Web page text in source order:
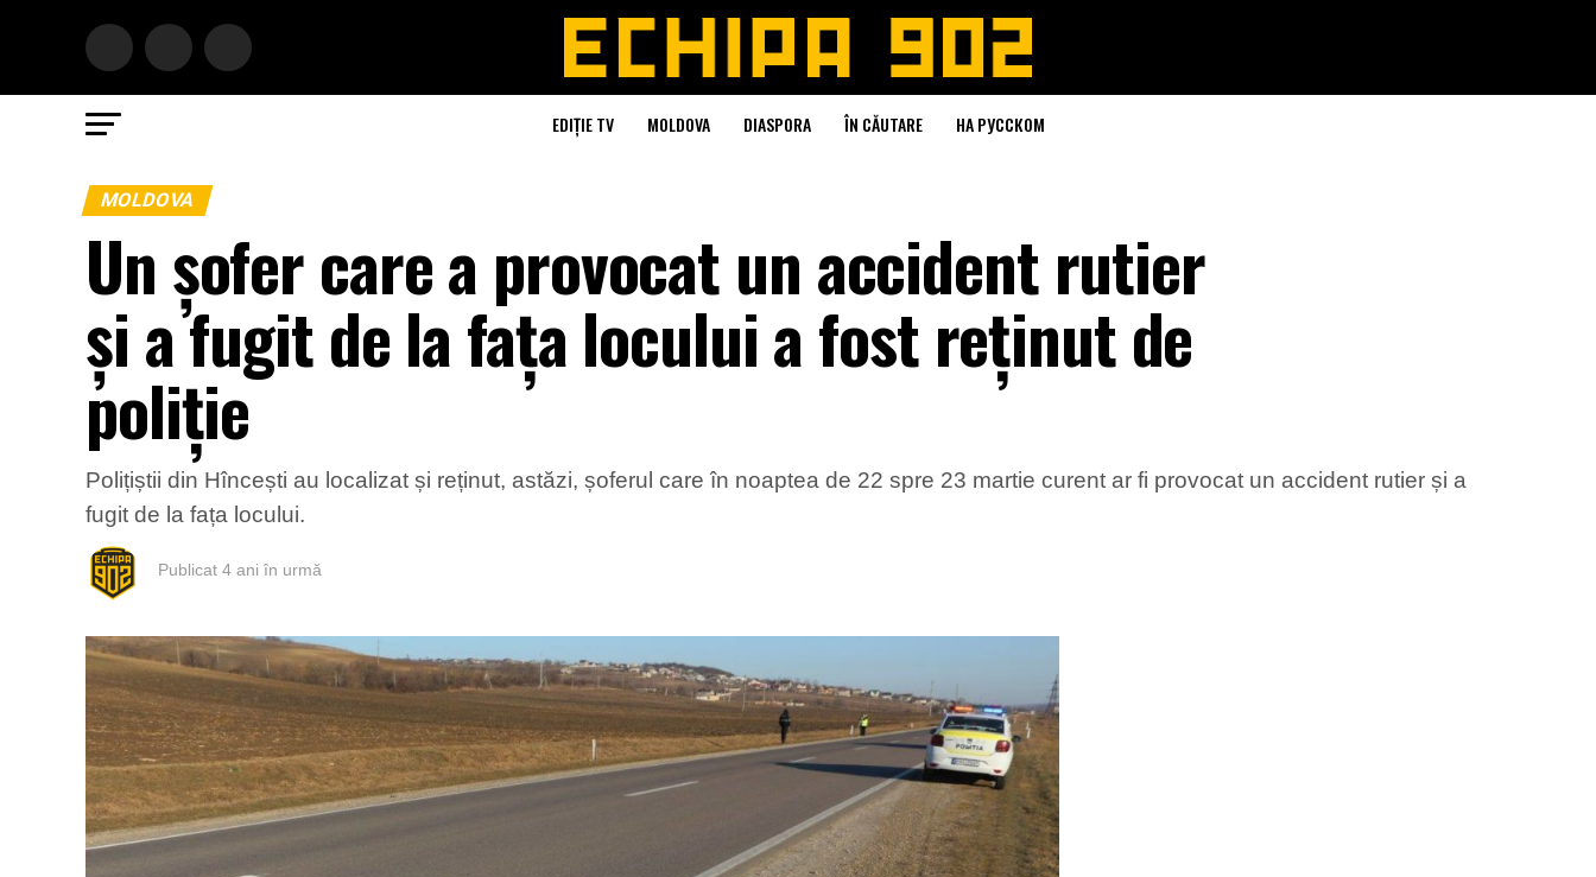
EDIȚIE TV MOLDOVA DIASPORA ÎN CĂUTARE НА РУССКОМ
MOLDOVA
Un șofer care a provocat un accident rutier
și a fugit de la fața locului a fost reținut de
poliție
Polițiștii din Hîncești au localizat și reținut, astăzi, șoferul care în noaptea de 22 spre 23 martie curent ar fi provocat un accident rutier și a
fugit de la fața locului.
Publicat 4 ani în urmă